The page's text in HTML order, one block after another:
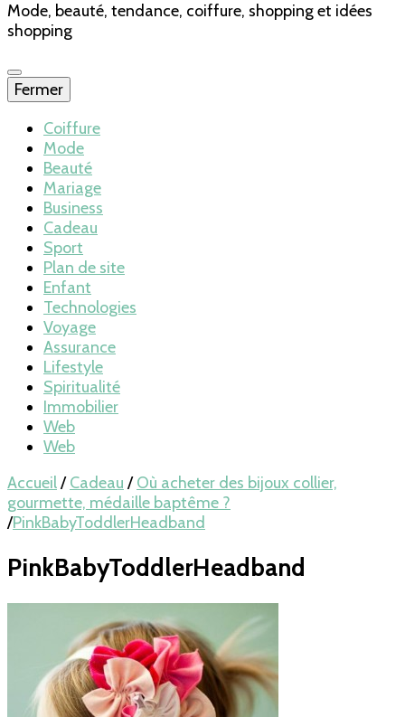
Mode, beauté, tendance, coiffure, shopping et idées
shopping
Fermer
Coiffure
Mode
Beauté
Mariage
Business
Cadeau
Sport
Plan de site
Enfant
Technologies
Voyage
Assurance
Lifestyle
Spiritualité
Immobilier
Web
Web
Accueil/ Cadeau / Où acheter des bijoux collier,
gourmette, médaille baptême ?
/PinkBabyToddlerHeadband
PinkBabyToddlerHeadband